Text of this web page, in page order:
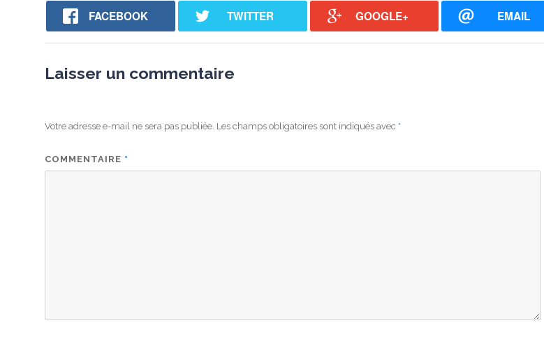
FACEBOOK TWITTER GOOGLE+ EMAIL
Laisser un commentaire
Votre adresse e-mail ne sera pas publiée. Les champs obligatoires sont indiqués avec *
COMMENTAIRE *